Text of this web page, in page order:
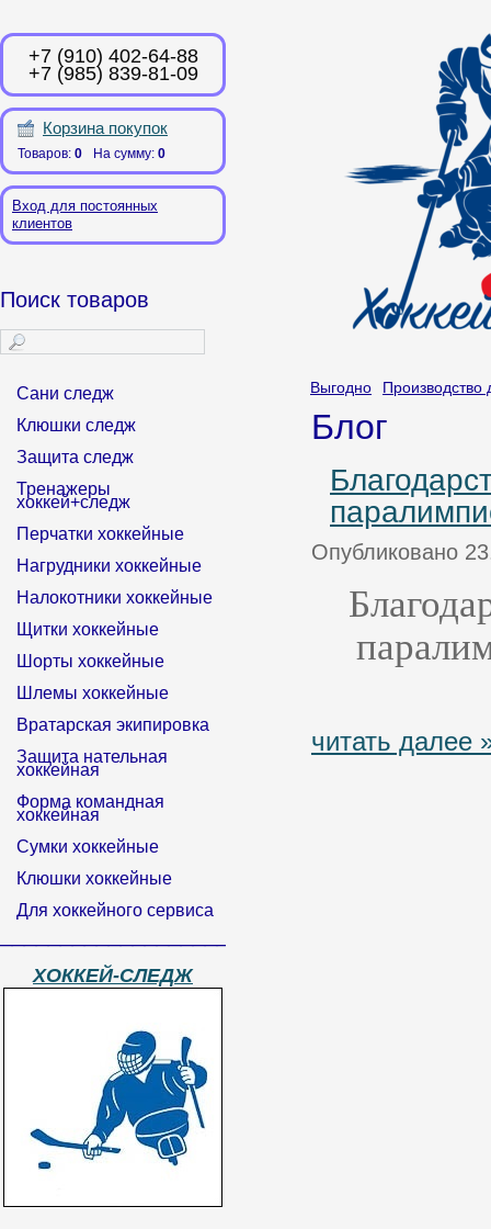
+7 (910) 402-64-88
+7 (985) 839-81-09
Корзина покупок
Товаров: 0 На сумму: 0
Вход для постоянных
клиентов
Выгодно Производство
Поиск товаров
Сани следж
Клюшки следж
Защита следж
Тренажеры
хоккей+следж
Перчатки хоккейные
Нагрудники хоккейные
Налокотники хоккейные
Щитки хоккейные
Шорты хоккейные
Шлемы хоккейные
Вратарская экипировка
Защита нательная
хоккейная
Форма командная
хоккейная
Сумки хоккейные
Клюшки хоккейные
Для хоккейного сервиса
ХОККЕЙ-СЛЕДЖ
Блог
Опубликовано
читать далее